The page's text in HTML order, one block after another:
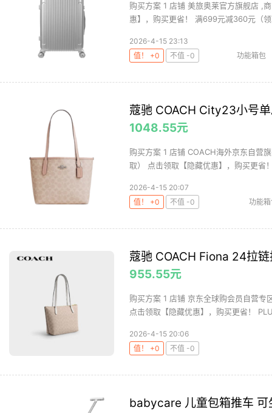
购买方案 1 店铺 美旅奥莱官方旗舰店 ,
惠】，购买更省！ 满699元减360元（
2026-4-15 23:13
值！ +0
不值 -0 功能箱包
蔻驰 COACH City23小号
1048.55元
购买方案 1 店铺 COACH海外京东自营
取） 点击领取【隐藏优惠】，购买更省
2026-4-15 20:07
值！ +0
不值 -0 功能
蔻驰 COACH Fiona 24拉
955.55元
购买方案 1 店铺 京东全球购会员自营
点击领取【隐藏优惠】，购买更省！
2026-4-15 20:06
值！ +0
不值 -0
babycare 儿童包箱推车 可